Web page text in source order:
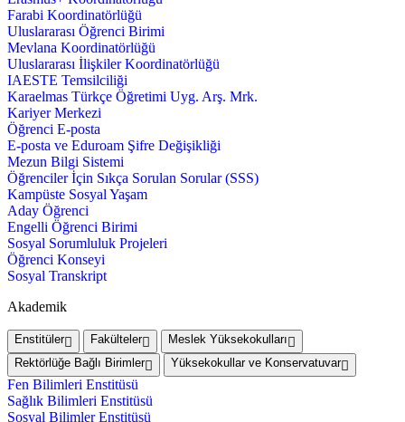
Farabi Koordinatörlüğü
Uluslararası Öğrenci Birimi
Mevlana Koordinatörlüğü
Uluslararası İlişkiler Koordinatörlüğü
IAESTE Temsilciliği
Karaelmas Türkçe Öğretimi Uyg. Arş. Mrk.
Kariyer Merkezi
Öğrenci E-posta
E-posta ve Eduroam Şifre Değişikliği
Mezun Bilgi Sistemi
Öğrenciler İçin Sıkça Sorulan Sorular (SSS)
Kampüste Sosyal Yaşam
Aday Öğrenci
Engelli Öğrenci Birimi
Sosyal Sorumluluk Projeleri
Öğrenci Konseyi
Sosyal Transkript
Akademik
Enstitüler Fakülteler
Meslek Yüksekokulları
Rektörlüğe Bağlı Birimler
Yüksekokullar ve Konservatuvar
Fen Bilimleri Enstitüsü
Sağlık Bilimleri Enstitüsü
Sosyal Bilimler Enstitüsü